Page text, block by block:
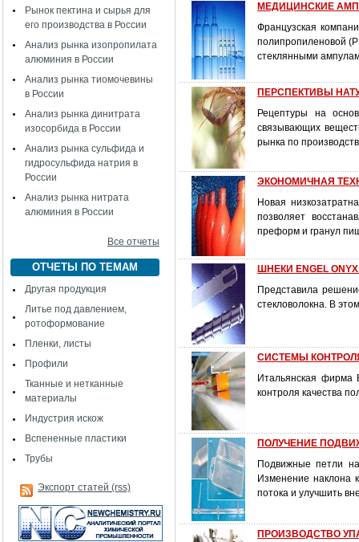
Рынок пектина и сырья для
его производства в России
Анализ рынка изопропилата
алюминия в России
Анализ рынка тиомочевины
в России
Анализ рынка динитрата
изосорбида в России
Анализ рынка сульфида и
гидросульфида натрия в
России
Анализ рынка нитрата
алюминия в России
Все отчеты
ОТЧЕТЫ ПО ТЕМАМ
Другая продукция
Литье под давлением,
ротоформование
Пленки, листы
Профили
Тканные и нетканные
материалы
Индустрия искож
Вспененные пластики
Трубы
Экспорт статей (rss)
МЕДИЦИНСКИЕ
Французская
полипропиленовой
стеклянными
ПЕРСПЕКТИВЫ
Рецептуры на
связывающих
рынка по
ЭКОНОМИЧНАЯ
Новая
позволяет
преформ и гранул
ШНЕКИ ENGEL
Представила
стекловолокна. В
СИСТЕМЫ КОНТРОЛЯ
Итальянская фирма
контроля качества
ПОЛУЧЕНИЕ
Подвижные петли
Изменение наклона
потока и улучшить
ПРОИЗВОДСТВО